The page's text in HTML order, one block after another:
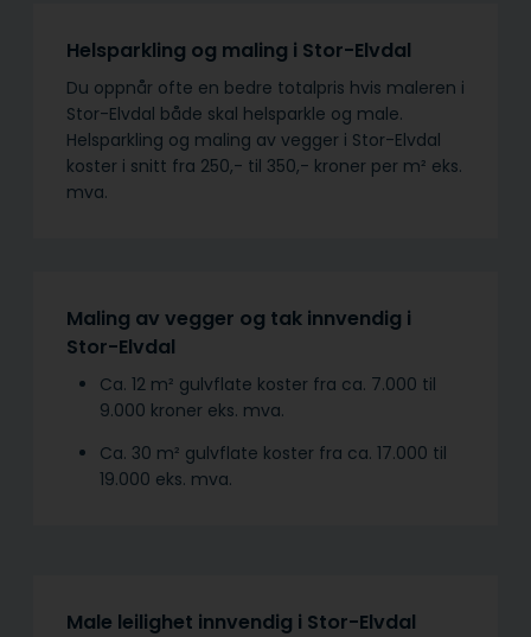
Helsparkling og maling i Stor-Elvdal
Du oppnår ofte en bedre totalpris hvis maleren i
Stor-Elvdal både skal helsparkle og male.
Helsparkling og maling av vegger i Stor-Elvdal
koster i snitt fra 250,- til 350,- kroner per m² eks.
mva.
Maling av vegger og tak innvendig i
Stor-Elvdal
Ca. 12 m² gulvflate koster fra ca. 7.000 til
9.000 kroner eks. mva.
Ca. 30 m² gulvflate koster fra ca. 17.000 til
19.000 eks. mva.
Male leilighet innvendig i Stor-Elvdal